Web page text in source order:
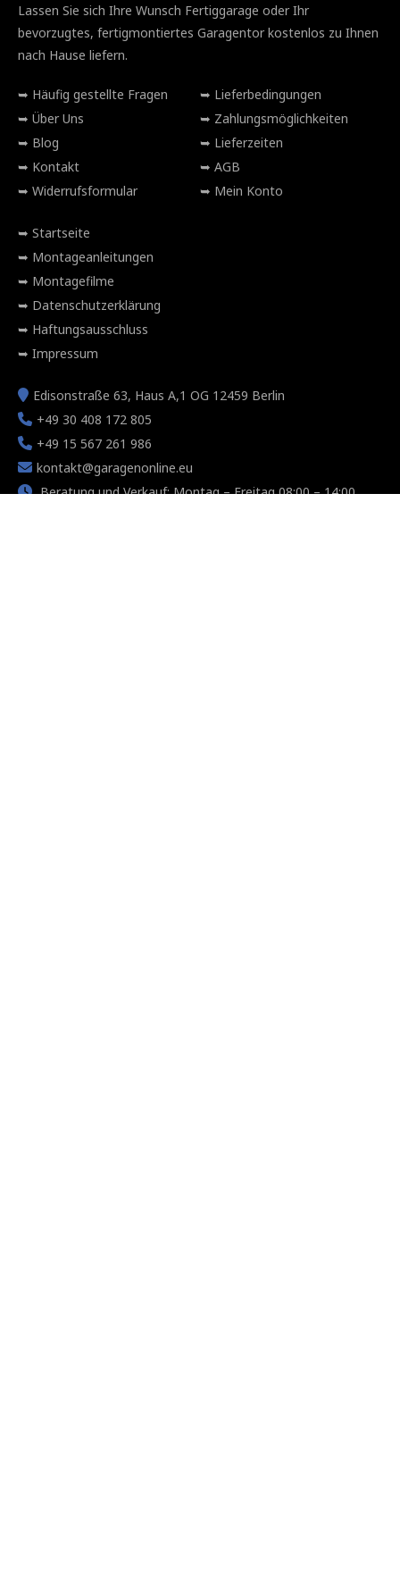
Lassen Sie sich Ihre Wunsch Fertiggarage oder Ihr
bevorzugtes, fertigmontiertes Garagentor kostenlos zu Ihnen
nach Hause liefern.
Häufig gestellte Fragen
Über Uns
Blog
Kontakt
Widerrufsformular
Lieferbedingungen
Zahlungsmöglichkeiten
Lieferzeiten
AGB
Mein Konto
Startseite
Montageanleitungen
Montagefilme
Datenschutzerklärung
Haftungsausschluss
Impressum
Edisonstraße 63, Haus A,1 OG 12459 Berlin
+49 30 408 172 805
+49 15 567 261 986
kontakt@garagenonline.eu
Beratung und Verkauf: Montag – Freitag 08:00 – 14:00